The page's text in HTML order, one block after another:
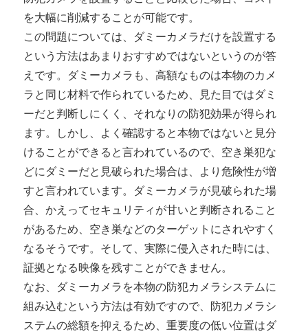
を大幅に削減することが可能です。
この問題については、ダミーカメラだけを設置する
という方法はあまりおすすめではないというのが答
えです。ダミーカメラも、高額なものは本物のカメ
ラと同じ材料で作られているため、見た目ではダミ
ーだと判断しにくく、それなりの防犯効果が得られ
ます。しかし、よく確認すると本物ではないと見分
けることができると言われているので、空き巣犯な
どにダミーだと見破られた場合は、より危険性が増
すと言われています。ダミーカメラが見破られた場
合、かえってセキュリティが甘いと判断されること
があるため、空き巣などのターゲットにされやすく
なるそうです。そして、実際に侵入された時には、
証拠となる映像を残すことができません。
なお、ダミーカメラを本物の防犯カメラシステムに
組み込むという方法は有効ですので、防犯カメラシ
ステムの総額を抑えるため、重要度の低い位置はダ